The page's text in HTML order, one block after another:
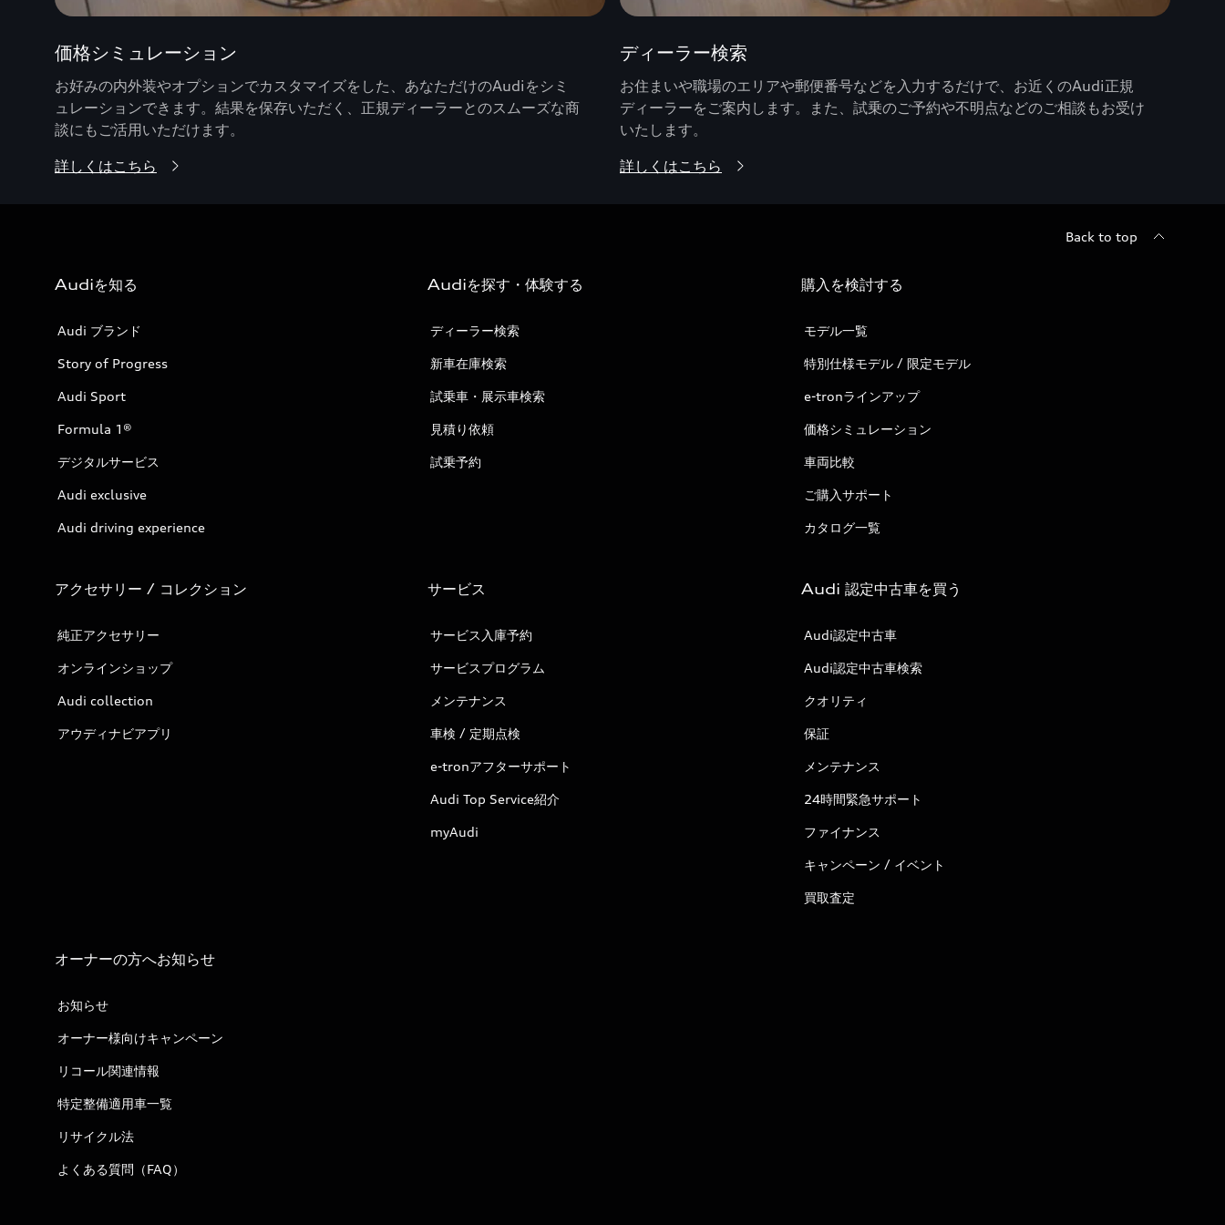
価格シミュレーション
お好みの内外装やオプションでカスタマイズをした、あなただけのAudiをシミ
ュレーションできます。結果を保存いただく、正規ディーラーとのスムーズな商
談にもご活用いただけます。
詳しくはこちら
ディーラー検索
お住まいや職場のエリアや郵便番号などを入力するだけで、お近くのAudi正規
ディーラーをご案内します。また、試乗のご予約や不明点などのご相談もお受け
いたします。
詳しくはこちら
Back to top
Audiを知る
Audi ブランド
Story of Progress
Audi Sport
Formula 1®
デジタルサービス
Audi exclusive
Audi driving experience
Audiを探す・体験する
ディーラー検索
新車在庫検索
試乗車・展示車検索
見積り依頼
試乗予約
購入を検討する
モデル一覧
特別仕様モデル / 限定モデル
e-tronラインアップ
価格シミュレーション
車両比較
ご購入サポート
カタログ一覧
アクセサリー / コレクション
純正アクセサリー
オンラインショップ
Audi collection
アウディナビアプリ
サービス
サービス入庫予約
サービスプログラム
メンテナンス
車検 / 定期点検
e-tronアフターサポート
Audi Top Service紹介
myAudi
Audi 認定中古車を買う
Audi認定中古車
Audi認定中古車検索
クオリティ
保証
メンテナンス
24時間緊急サポート
ファイナンス
キャンペーン / イベント
買取査定
オーナーの方へお知らせ
お知らせ
オーナー様向けキャンペーン
リコール関連情報
特定整備適用車一覧
リサイクル法
よくある質問（FAQ）